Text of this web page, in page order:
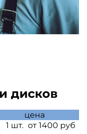
дисков
цена
1 шт. от 1400 руб